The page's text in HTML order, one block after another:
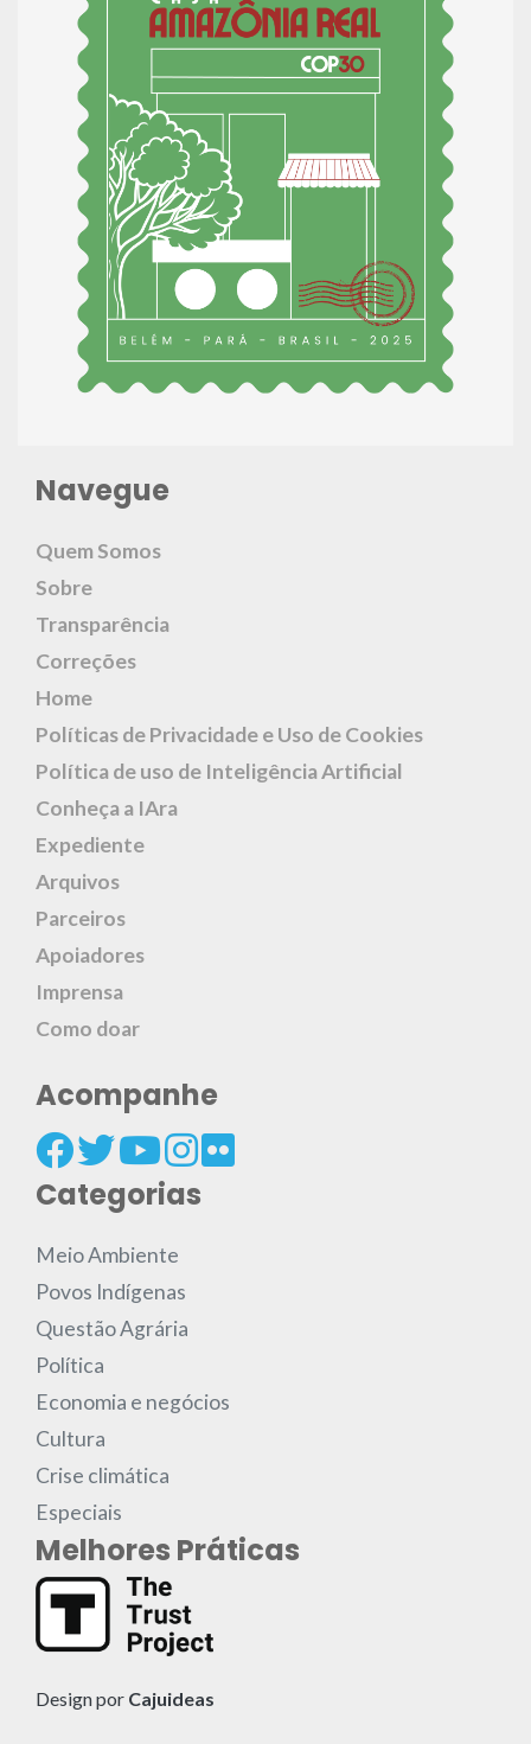
Navegue
Quem Somos
Sobre
Transparência
Correções
Home
Políticas de Privacidade e Uso de Cookies
Política de uso de Inteligência Artificial
Conheça a IAra
Expediente
Arquivos
Parceiros
Apoiadores
Imprensa
Como doar
Acompanhe
Categorias
Meio Ambiente
Povos Indígenas
Questão Agrária
Política
Economia e negócios
Cultura
Crise climática
Especiais
Melhores Práticas
Design por Cajuideas